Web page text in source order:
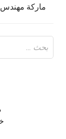
ماركة
عن: